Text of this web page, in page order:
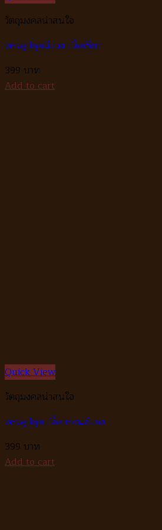
วัตถุมงคลน่าสนใจ
พระอุปคุตมีห่วง เนื้อเขียว
399
Add to cart
Quick View
วัตถุมงคลน่าสนใจ
พระอุปคุต เนื้อบรอนซ์แดง
399
Add to cart